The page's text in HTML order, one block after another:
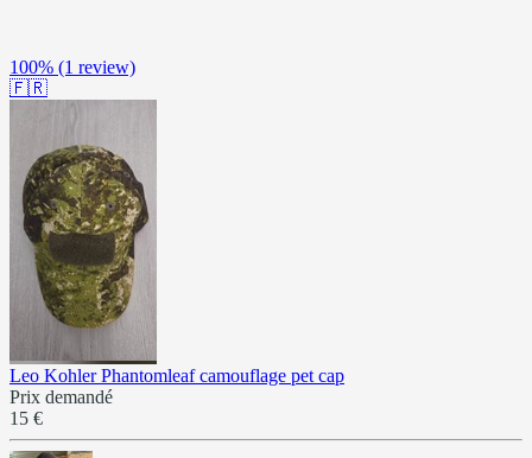
100% (1 review)
🇫🇷
Leo Kohler Phantomleaf camouflage pet cap
Prix demandé
15 €